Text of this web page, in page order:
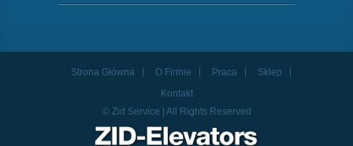
Strona Główna O Firmie Praca
Sklep
Kontakt
© Zid Service | All Rights Reserved